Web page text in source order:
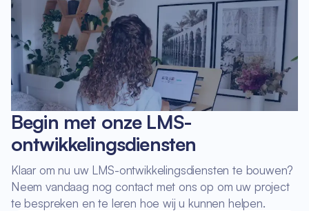
Begin met onze LMS-
ontwikkelingsdiensten
Klaar om nu uw LMS-ontwikkelingsdiensten te bouwen?
Neem vandaag nog contact met ons op om uw project
te bespreken en te leren hoe wij u kunnen helpen.